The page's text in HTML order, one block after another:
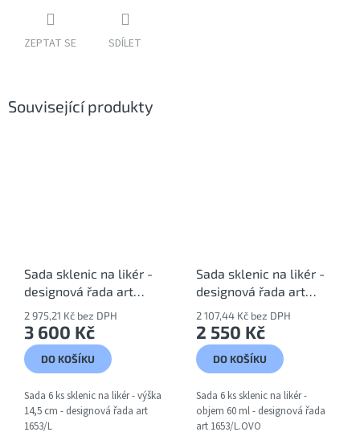
ZEPTAT SE SDÍLET
Související produkty
Sada sklenic na likér -
designová řada art
2 975,21 Kč bez DPH
3 600 Kč
DO KOŠÍKU
Sada 6 ks sklenic na likér - výška
14,5 cm - designová řada art
1653/L
Sada sklenic na likér -
designová řada art
1653/L.OVO
2 107,44 Kč bez DPH
2 550 Kč
DO KOŠÍKU
Sada 6 ks sklenic na likér -
objem 60 ml - designová řada
art 1653/L.OVO